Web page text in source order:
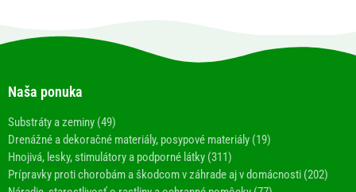
Naša ponuka
Substráty a zeminy (49)
Drenážné a dekoračné materiály, posypové materiály (19)
Hnojivá, lesky, stimulátory a podporné látky (311)
Prípravky proti chorobám a škodcom v záhrade aj v domácnosti (202)